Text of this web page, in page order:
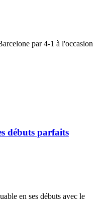
par 4-1 à l'occasion
débuts parfaits
en ses débuts avec le